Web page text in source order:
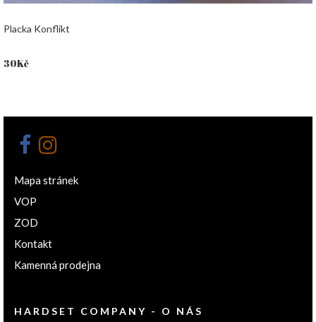
Placka Konflikt
30Kč
Mapa stránek
VOP
ZOD
Kontakt
Kamenná prodejna
HARDSET COMPANY - O NÁS